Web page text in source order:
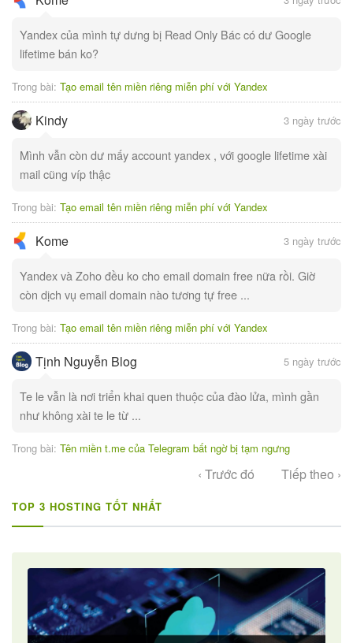
Yandex của mình tự dưng bị Read Only Bác có dư Google
lifetime bán ko?
Trong bài: Tạo email tên miền riêng miễn phí với Yandex
Kindy 3 ngày trước
Mình vẫn còn dư mấy account yandex , với google lifetime xài
mail cũng víp thậc
Trong bài: Tạo email tên miền riêng miễn phí với Yandex
Kome 3 ngày trước
Yandex và Zoho đều ko cho email domain free nữa rồi. Giờ
còn dịch vụ email domain nào tương tự free ...
Trong bài: Tạo email tên miền riêng miễn phí với Yandex
Tịnh Nguyễn Blog 5 ngày trước
Te le vẫn là nơi triển khai quen thuộc của đào lửa, mình gần
như không xài te le từ ...
Trong bài: Tên miền t.me của Telegram bất ngờ bị tạm ngưng
‹ Trước đó Tiếp theo ›
TOP 3 HOSTING TỐT NHẤT